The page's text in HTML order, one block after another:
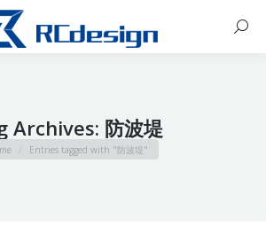
Archives: 防波堤
are here:
Entries tagged with "防波堤"